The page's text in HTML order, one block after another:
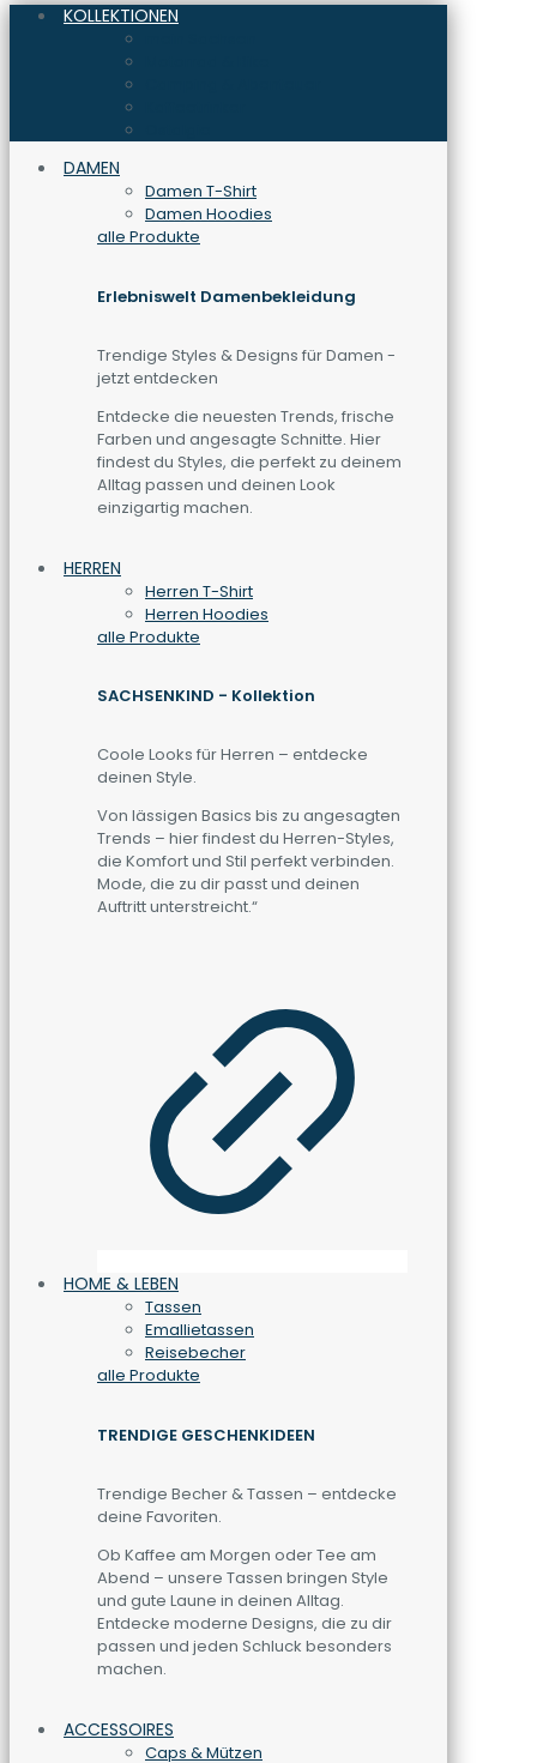
KOLLEKTIONEN
DAMEN
Damen T-Shirt
Damen Hoodies
alle Produkte
Erlebniswelt Damenbekleidung
Trendige Styles & Designs für Damen -
jetzt entdecken
Entdecke die neuesten Trends, frische
Farben und angesagte Schnitte. Hier
findest du Styles, die perfekt zu deinem
Alltag passen und deinen Look
einzigartig machen.
HERREN
Herren T-Shirt
Herren Hoodies
alle Produkte
SACHSENKIND - Kollektion
Coole Looks für Herren – entdecke
deinen Style.
Von lässigen Basics bis zu angesagten
Trends – hier findest du Herren-Styles,
die Komfort und Stil perfekt verbinden.
Mode, die zu dir passt und deinen
Auftritt unterstreicht.“
HOME & LEBEN
Tassen
Emallietassen
Reisebecher
alle Produkte
TRENDIGE GESCHENKIDEEN
Trendige Becher & Tassen – entdecke
deine Favoriten.
Ob Kaffee am Morgen oder Tee am
Abend – unsere Tassen bringen Style
und gute Laune in deinen Alltag.
Entdecke moderne Designs, die zu dir
passen und jeden Schluck besonders
machen.
ACCESSOIRES
Caps & Mützen